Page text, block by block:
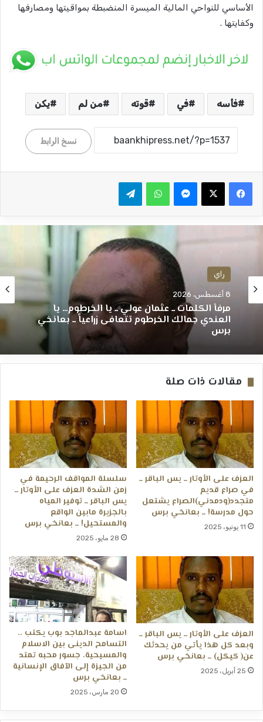
الأساسي للنواحي المالية الميسرة المنضبطة بمواقيتها ومصارفها
وكفايتها .
فأسه في قوته من لم يكن
نسخ الرابط
واتساب
راي
8 أغسطس، 2026
مرفأ الكلمات ــ عثمان عولي ــ يا الخرطوم… يا
العندي جمالك الخرطوم تتعافى زراعياً ــ بعانخي
برس
مقالات ذات صلة
العزف على الأوتار ــ يس الباقر ــ
في صراع قديم
متجدد(ودمدني)الصراع يشتعل
حول مدرسة! ــ بعانخي برس
11 يونيو، 2025
سلسلة المواقف الرحيمة في
زمن الشدة العزف على الأوتار ــ
يس الباقر ــ توفير المياه
بالجزيرة مابين الواقع
والمستحيل! ــ بعانخي برس
28 مايو، 2025
العزف على الأوتار ــ يس الباقر ــ
وبعد كل هذا يأتي من يحدثك
عن( كيكل) ــ بعانخي برس
25 أبريل، 2025
اسامة عبدالماجد بوب يكتب ..
التسامح الدينى بين الاسلام
والمسيحية. جسور محبه تمتد
من الجيزة إلى الآفاق الإنسانية
ــ بعانخي برس
20 مارس، 2025